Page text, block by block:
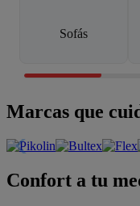
Sofás
Marcas que
Confort a tu